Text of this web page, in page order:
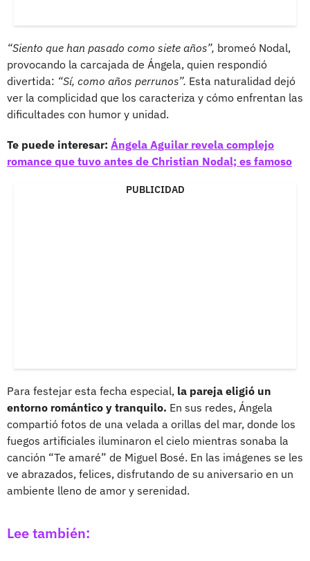
“Siento que han pasado como siete años”, bromeó Nodal,
provocando la carcajada de Ángela, quien respondió
divertida: “Sí, como años perrunos”. Esta naturalidad dejó
ver la complicidad que los caracteriza y cómo enfrentan las
dificultades con humor y unidad.
Te puede interesar: Ángela Aguilar revela complejo
romance que tuvo antes de Christian Nodal; es famoso
PUBLICIDAD
Para festejar esta fecha especial, la pareja eligió un
entorno romántico y tranquilo. En sus redes, Ángela
compartió fotos de una velada a orillas del mar, donde los
fuegos artificiales iluminaron el cielo mientras sonaba la
canción “Te amaré” de Miguel Bosé. En las imágenes se les
ve abrazados, felices, disfrutando de su aniversario en un
ambiente lleno de amor y serenidad.
Lee también: